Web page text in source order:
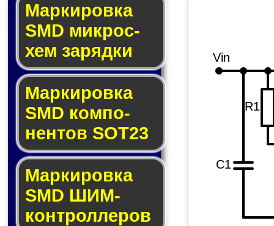
Маркировка
SMD мик­рос­
хем за­ряд­ки
Маркировка
SMD ком­по­
нен­тов SOT23
Маркировка
SMD ШИМ-
кон­трол­ле­ров
C1
Vin
R1